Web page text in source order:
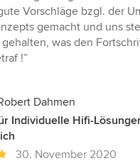
Vorschläge bzgl. der
gemacht und uns
was den
!”
Dahmen
Individuelle Hifi-
30. November 2020